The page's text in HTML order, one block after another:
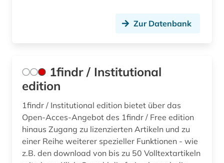
ausland (3)
auslandsaufenthalt (1)
ausschreibung (2)
aussenwirtschaft (1)
Zur Datenbank
1findr / Institutional
edition
1findr / Institutional edition bietet über das
Open-Acces-Angebot des 1findr / Free edition
hinaus Zugang zu lizenzierten Artikeln und zu
einer Reihe weiterer spezieller Funktionen - wie
z.B. den download von bis zu 50 Volltextartikeln